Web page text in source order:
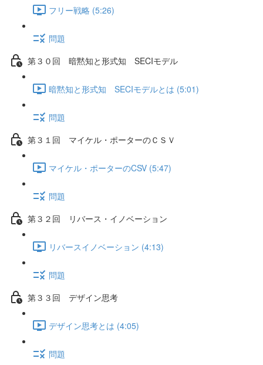
フリー戦略 (5:26)
問題
第３０回 暗黙知と形式知 SECIモデル
暗黙知と形式知 SECIモデルとは (5:01)
問題
第３１回 マイケル・ポーターのＣＳＶ
マイケル・ポーターのCSV (5:47)
問題
第３２回 リバース・イノベーション
リバースイノベーション (4:13)
問題
第３３回 デザイン思考
デザイン思考とは (4:05)
問題